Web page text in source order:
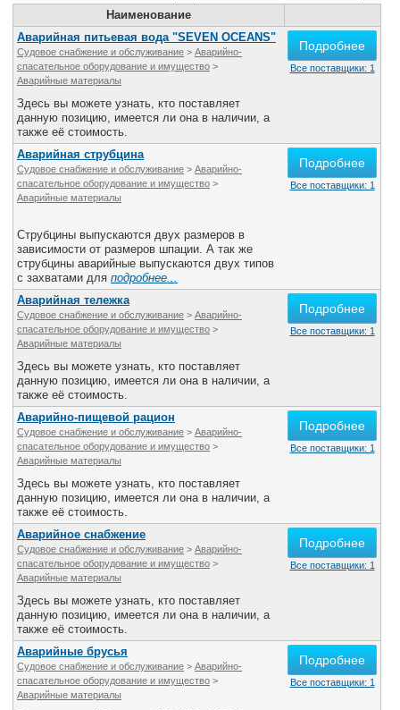
Наименование
Аварийная питьевая вода "SEVEN OCEANS"
Судовое снабжение и обслуживание > Аварийно-
спасательное оборудование и имущество >
Аварийные материалы
Здесь вы можете узнать, кто поставляет
данную позицию, имеется ли она в наличии, а
также её стоимость.
Подробнее
Все поставщики: 1
Аварийная струбцина
Судовое снабжение и обслуживание > Аварийно-
спасательное оборудование и имущество >
Аварийные материалы
Струбцины выпускаются двух размеров в
зависимости от размеров шпации. А так же
струбцины аварийные выпускаются двух типов
с захватами для подробнее...
Подробнее
Все поставщики: 1
Аварийная тележка
Судовое снабжение и обслуживание > Аварийно-
спасательное оборудование и имущество >
Аварийные материалы
Здесь вы можете узнать, кто поставляет
данную позицию, имеется ли она в наличии, а
также её стоимость.
Подробнее
Все поставщики: 1
Аварийно-пищевой рацион
Судовое снабжение и обслуживание > Аварийно-
спасательное оборудование и имущество >
Аварийные материалы
Здесь вы можете узнать, кто поставляет
данную позицию, имеется ли она в наличии, а
также её стоимость.
Подробнее
Все поставщики: 1
Аварийное снабжение
Судовое снабжение и обслуживание > Аварийно-
спасательное оборудование и имущество >
Аварийные материалы
Здесь вы можете узнать, кто поставляет
данную позицию, имеется ли она в наличии, а
также её стоимость.
Подробнее
Все поставщики: 1
Аварийные брусья
Судовое снабжение и обслуживание > Аварийно-
спасательное оборудование и имущество >
Аварийные материалы
Подробнее
Все поставщики: 1